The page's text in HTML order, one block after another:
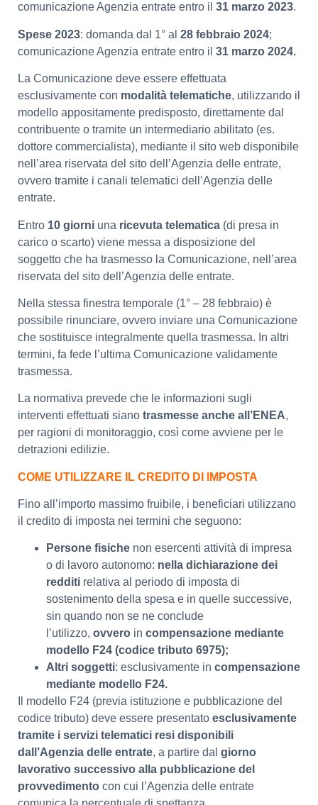
comunicazione Agenzia entrate entro il 31 marzo 2023.
Spese 2023: domanda dal 1° al 28 febbraio 2024;
comunicazione Agenzia entrate entro il 31 marzo 2024.
La Comunicazione deve essere effettuata
esclusivamente con modalità telematiche, utilizzando il
modello appositamente predisposto, direttamente dal
contribuente o tramite un intermediario abilitato (es.
dottore commercialista), mediante il sito web disponibile
nell’area riservata del sito dell’Agenzia delle entrate,
ovvero tramite i canali telematici dell’Agenzia delle
entrate.
Entro 10 giorni una ricevuta telematica (di presa in
carico o scarto) viene messa a disposizione del
soggetto che ha trasmesso la Comunicazione, nell’area
riservata del sito dell’Agenzia delle entrate.
Nella stessa finestra temporale (1° – 28 febbraio) è
possibile rinunciare, ovvero inviare una Comunicazione
che sostituisce integralmente quella trasmessa. In altri
termini, fa fede l’ultima Comunicazione validamente
trasmessa.
La normativa prevede che le informazioni sugli
interventi effettuati siano trasmesse anche all’ENEA,
per ragioni di monitoraggio, così come avviene per le
detrazioni edilizie.
COME UTILIZZARE IL CREDITO DI IMPOSTA
Fino all’importo massimo fruibile, i beneficiari utilizzano
il credito di imposta nei termini che seguono:
Persone fisiche non esercenti attività di impresa
o di lavoro autonomo: nella dichiarazione dei
redditi relativa al periodo di imposta di
sostenimento della spesa e in quelle successive,
sin quando non se ne conclude
l’utilizzo, ovvero in compensazione mediante
modello F24 (codice tributo 6975);
Altri soggetti: esclusivamente in compensazione
mediante modello F24.
Il modello F24 (previa istituzione e pubblicazione del
codice tributo) deve essere presentato esclusivamente
tramite i servizi telematici resi disponibili
dall’Agenzia delle entrate, a partire dal giorno
lavorativo successivo alla pubblicazione del
provvedimento con cui l’Agenzia delle entrate